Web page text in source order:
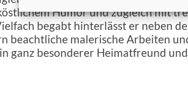
Humor und zugleich mit
begabt hinterlässt er neben
beachtliche malerische Arbeiten
ganz besonderer Heimatfreund